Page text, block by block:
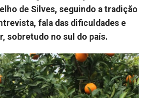
de Silves, seguindo a tradição
fala das dificuldades e
sobretudo no sul do país.